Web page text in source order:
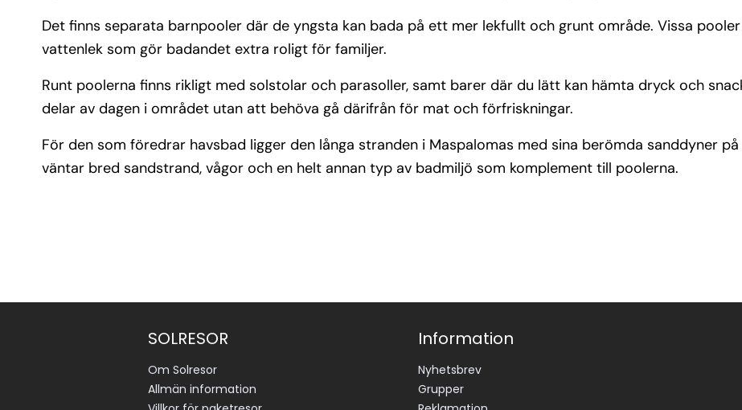
Det finns separata barnpooler där de yngsta kan bada på ett mer lekfullt och grunt område. Vissa
vattenlek som gör badandet extra roligt för familjer.
Runt poolerna finns rikligt med solstolar och parasoller, samt barer där du lätt kan hämta dryck och
delar av dagen i området utan att behöva gå därifrån för mat och förfriskningar.
För den som föredrar havsbad ligger den långa stranden i Maspalomas med sina berömda sanddyner
väntar bred sandstrand, vågor och en helt annan typ av badmiljö som komplement till poolerna.
SOLRESOR
Om Solresor
Allmän information
Information
Nyhetsbrev
Grupper